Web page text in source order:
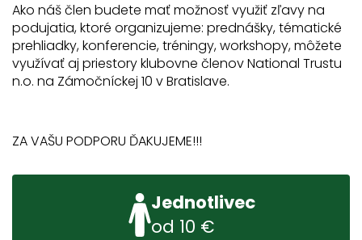
Ako náš člen budete mať možnosť využiť zľavy na
podujatia, ktoré organizujeme: prednášky, tématické
prehliadky, konferencie, tréningy, workshopy, môžete
využívať aj priestory klubovne členov National Trustu
n.o. na Zámočníckej 10 v Bratislave.
ZA VAŠU PODPORU ĎAKUJEME!!!
Jednotlivec
od 10 €